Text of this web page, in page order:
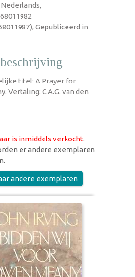
Gepubliceerd in
titel: A Prayer for
Vertaling: C.A.G. van den
is inmiddels verkocht.
er andere exemplaren
andere exemplaren